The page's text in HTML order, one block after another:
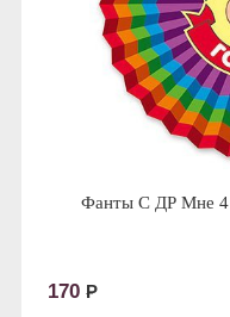
Фанты С ДР Мне 4
170 Р